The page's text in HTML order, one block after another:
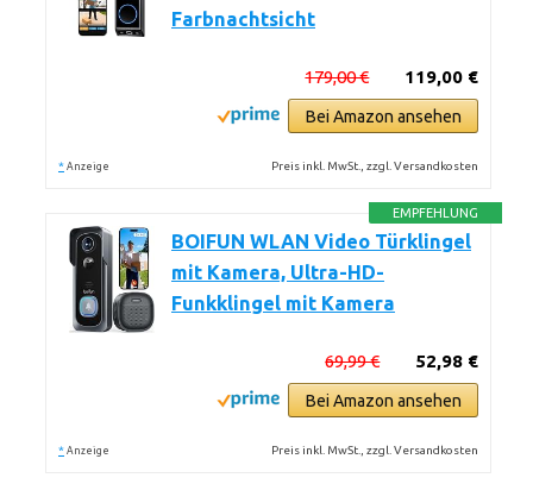
Farbnachtsicht
119,00 €
179,00 €
Bei Amazon ansehen
* Anzeige Preis inkl. MwSt., zzgl. Versandkosten
EMPFEHLUNG
BOIFUN WLAN Video Türklingel
mit Kamera, Ultra-HD-
Funkklingel mit Kamera
52,98 €
69,99 €
Bei Amazon ansehen
* Anzeige Preis inkl. MwSt., zzgl. Versandkosten